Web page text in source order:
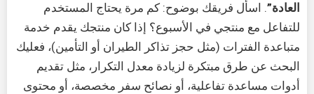
العادة”. اسأل فريقك بوضوح: كم مرة يحتاج المستخدم
للتفاعل مع منتجي في الأسبوع؟ إذا كان منتجك يقدم خدمة
متباعدة الفترات (مثل حجز تذاكر الطيران أو التأمين)، فعليك
البحث عن طرق مبتكرة لزيادة معدل التكرار، مثل تقديم
أدوات مساعدة تفاعلية، أو نصائح سفر مخصصة، أو محتوى